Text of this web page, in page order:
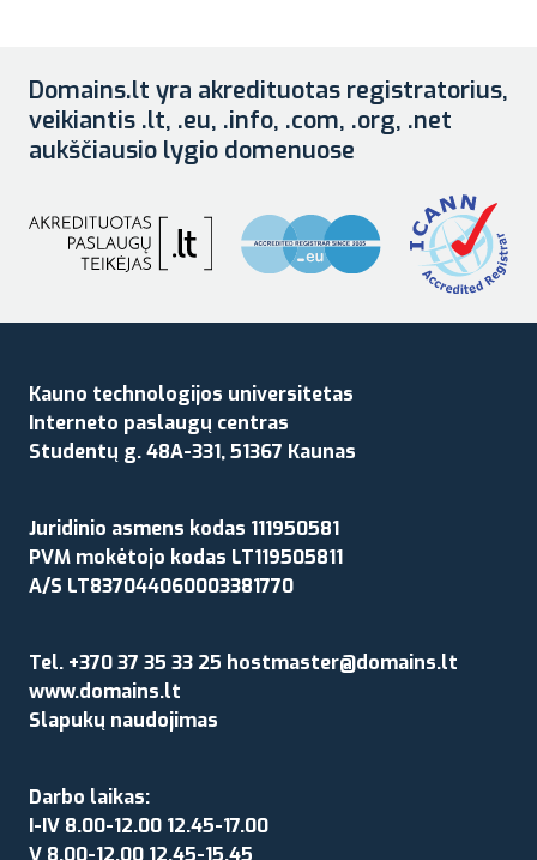
Domains.lt yra akredituotas registratorius,
veikiantis .lt, .eu, .info, .com, .org, .net
aukščiausio lygio domenuose
Kauno technologijos universitetas
Interneto paslaugų centras
Studentų g. 48A-331, 51367 Kaunas
Juridinio asmens kodas 111950581
PVM mokėtojo kodas LT119505811
A/S LT837044060003381770
Tel. +370 37 35 33 25 hostmaster@domains.lt
www.domains.lt
Slapukų naudojimas
Darbo laikas:
I-IV 8.00-12.00 12.45-17.00
V 8.00-12.00 12.45-15.45